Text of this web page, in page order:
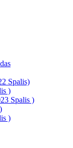
Spalis)
)
Spalis )
)